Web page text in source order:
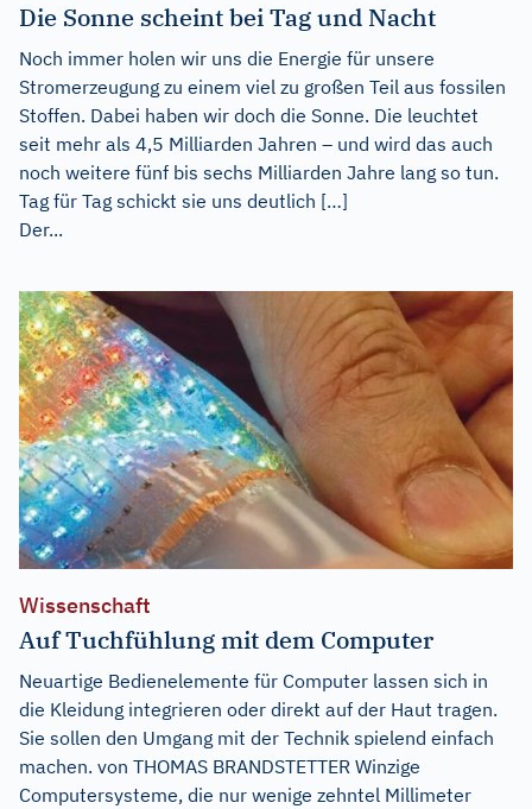
Die Sonne scheint bei Tag und Nacht
Noch immer holen wir uns die Energie für unsere
Stromerzeugung zu einem viel zu großen Teil aus fossilen
Stoffen. Dabei haben wir doch die Sonne. Die leuchtet
seit mehr als 4,5 Milliarden Jahren – und wird das auch
noch weitere fünf bis sechs Milliarden Jahre lang so tun.
Tag für Tag schickt sie uns deutlich […]
Der...
Wissenschaft
Auf Tuchfühlung mit dem Computer
Neuartige Bedienelemente für Computer lassen sich in
die Kleidung integrieren oder direkt auf der Haut tragen.
Sie sollen den Umgang mit der Technik spielend einfach
machen. von THOMAS BRANDSTETTER Winzige
Computersysteme, die nur wenige zehntel Millimeter